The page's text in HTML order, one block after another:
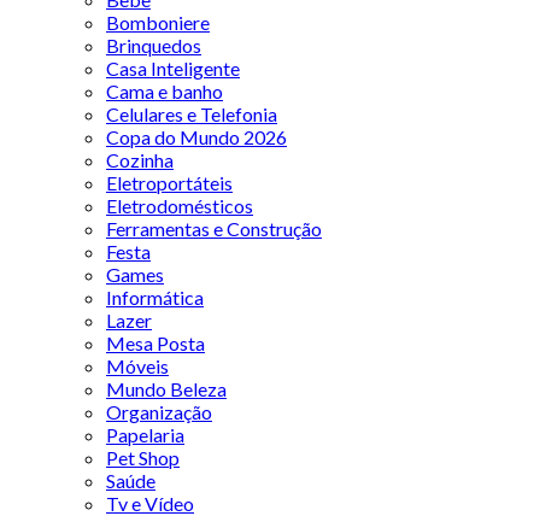
Bomboniere
Brinquedos
Casa Inteligente
Cama e banho
Celulares e Telefonia
Copa do Mundo 2026
Cozinha
Eletroportáteis
Eletrodomésticos
Ferramentas e Construção
Festa
Games
Informática
Lazer
Mesa Posta
Móveis
Mundo Beleza
Organização
Papelaria
Pet Shop
Saúde
Tv e Vídeo